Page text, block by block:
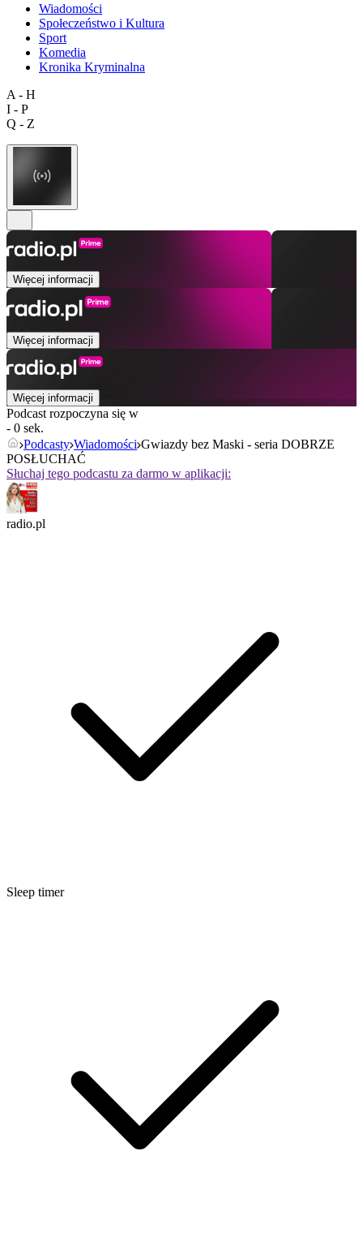
Wiadomości
Społeczeństwo i Kultura
Sport
Komedia
Kronika Kryminalna
A - H
I - P
Q - Z
Więcej informacji
Więcej informacji
Więcej informacji
Podcast rozpoczyna się w
- 0 sek.
Podcasty Wiadomości Gwiazdy bez Maski - seria DOBRZE
POSŁUCHAĆ
Słuchaj tego podcastu za darmo w aplikacji:
radio.pl
Sleep timer